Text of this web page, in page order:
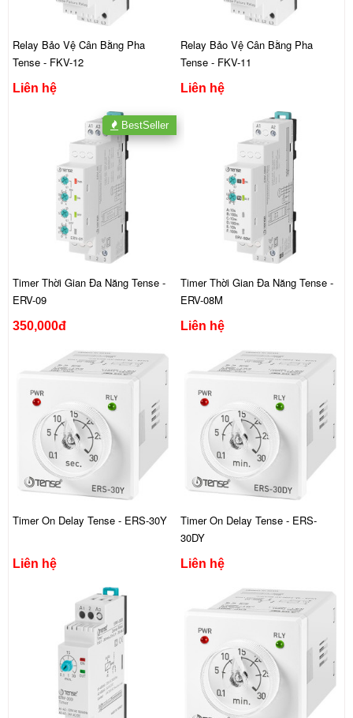
Relay Bảo Vệ Cân Bằng Pha
Tense - FKV-12
Liên hệ
Relay Bảo Vệ Cân Bằng Pha
Tense - FKV-11
Liên hệ
Timer Thời Gian Đa Năng Tense -
ERV-09
350,000đ
BestSeller
Timer Thời Gian Đa Năng Tense -
ERV-08M
Liên hệ
Timer On Delay Tense - ERS-30Y
Liên hệ
Timer On Delay Tense - ERS-
30DY
Liên hệ